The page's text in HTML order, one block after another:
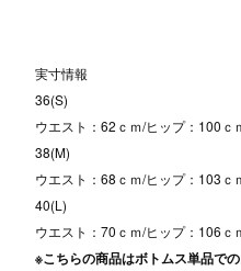
実寸情報
36(S)
ウエスト：62ｃｍ/ヒップ：100ｃ
38(M)
ウエスト：68ｃｍ/ヒップ：103ｃ
40(L)
ウエスト：70ｃｍ/ヒップ：106ｃ
※こちらの商品はボトムス単品での